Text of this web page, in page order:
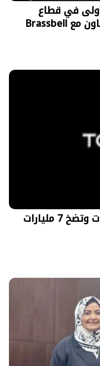
في قطاع
تطوير مصر تحقق 12 مليار جنيه مبيعات وتضخ 7 مليارات